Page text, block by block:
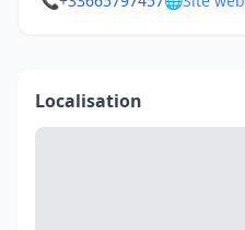
Localisation